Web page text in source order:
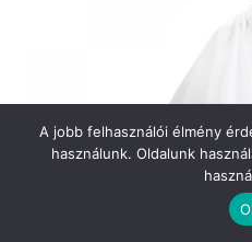
A jobb felhasználói élmény
használunk. Oldalunk